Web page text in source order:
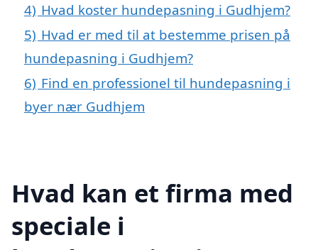
4) Hvad koster hundepasning i Gudhjem?
5) Hvad er med til at bestemme prisen på
hundepasning i Gudhjem?
6) Find en professionel til hundepasning i
byer nær Gudhjem
Hvad kan et firma med
speciale i